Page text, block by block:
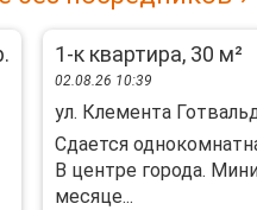
1-к квартира, 30 м²
02.08.26 10:39
ул. Клемента
Сдается
В центре города.
месяце...